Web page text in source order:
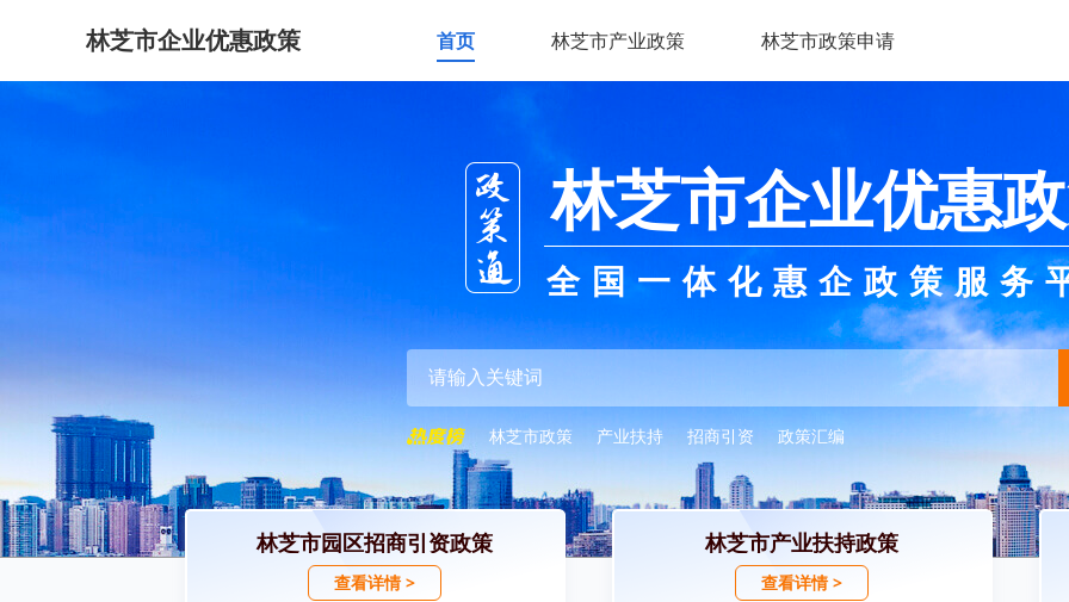
林芝市企业优惠政策 首页 林芝市产业政策 林芝市政策申请
林芝市企业优惠
全国一体化惠企政策服务
林芝市政策 产业扶持 招商引资 政策汇编
林芝市园区招商引资政策
查看详情 >
林芝市产业扶持政策
查看详情 >